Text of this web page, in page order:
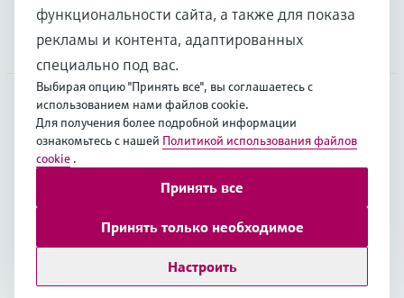
Компания
EUS•Русский
Copyright © Endress+Hauser Group Services AG
Data Protection
Legal Information
функциональности сайта, а также для показа
рекламы и контента, адаптированных
специально под вас.
Выбирая опцию "Принять все", вы соглашаетесь с
использованием нами файлов cookie.
Для получения более подробной информации
ознакомьтесь с нашей Политикой использования файлов
cookie .
Настроить
Принять только необходимое
Принять все